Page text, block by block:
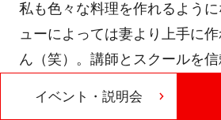
私も色々な料理を作れるよう
ューによっては妻より上手に
ん（笑）。講師とスクールを
イベント・説明会